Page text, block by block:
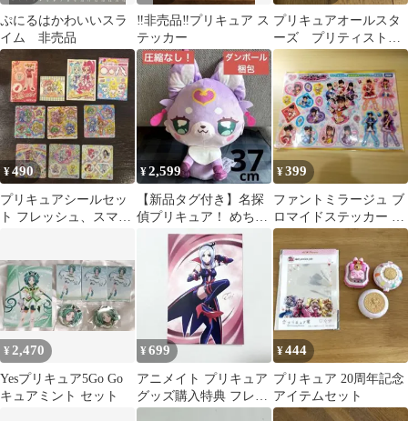
ぷにるはかわいいスラ
イム 非売品
‼️非売品‼️プリキュア ス
テッカー
プリキュアオールスタ
ーズ プリティストア
限定 メラミンカッ
プ 非売品
¥490
プリキュアシールセッ
ト フレッシュ、スマイ
¥2,599
【新品タグ付き】名探
偵プリキュア！ めちゃ
もふぐっとぬいぐる
み マシュタン
¥399
ファントミラージュ ブ
ロマイドステッカー 非
売品
¥ 2,470
Yesプリキュア5Go Go
キュアミント セット
¥699
アニメイト プリキュア
グッズ購入特典 フレッ
シュプリキュア ブロマ
¥444
プリキュア 20周年記念
アイテムセット